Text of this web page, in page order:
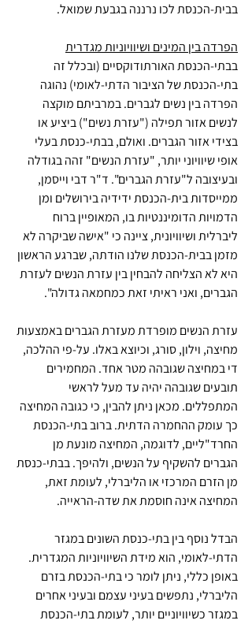
בבית-הכנסת לכו נרננה בגבעת שמואל.
הפרדה בין המינים ושיוויוניות מגדרית
בבתי-הכנסת האורתודוקסיים (ובכלל זה
בתי-הכנסת של הציבור הדתי-לאומי) נהוגה
הפרדה בין נשים לגברים. במרביתם מוקצה
לנשים אזור תפילה ("עזרת נשים") ביציע או
בצידי אזור הגברים. ואולם, בבתי-כנסת בעלי
אופי שיוויוני יותר, "עזרת הנשים" זהה בגודלה
ובעיצובה ל"עזרת הגברים". ד"ר דבי וייסמן,
ממייסדות בית-הכנסת ידידיה בירושלים ומן
הדמויות הדומיננטיות בו, המאופיין ברוח
ליברלית ושיוויונית, ציינה כי "אישה שביקרה לא
מזמן בבית-הכנסת שלנו הודתה, שברגע הראשון
היא לא הצליחה להבחין בין עזרת הנשים לעזרת
הגברים, ואני ראיתי זאת כמחמאה גדולה".
עזרת הנשים מופרדת מעזרת הגברים באמצעות
מחיצה, וילון, סורג, וכיוצא באלו. על-פי ההלכה,
די במחיצה שגובהה מטר אחד. המחמירים
תובעים שגובהה יהיה עד מעל לראשי
המתפללים. מכאן ניתן להבין, כי כגובה המחיצה
כך עומק ההחמרה הדתית. ברוב בתי-הכנסת
החרד"ליים, לדוגמה, המחיצה מונעת מן
הגברים להשקיף על הנשים, ולהיפך. בבתי-כנסת
מן הזרם המרכזי או הליברלי, לעומת זאת,
המחיצה אינה חוסמת את שדה-הראייה.
הבדל נוסף בין בתי-כנסת השונים במגזר
הדתי-לאומי, הוא מידת השיוויוניות המגדרית.
באופן כללי, ניתן לומר כי בתי-הכנסת בזרם
הליברלי, נתפשים בעיני עצמם ובעיני אחרים
במגזר כשיוויוניים יותר, לעומת בתי-הכנסת